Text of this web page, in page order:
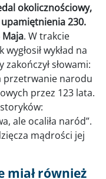
okolicznościowy,
230.
. W trakcie
wykład na
słowami:
przetrwanie narodu
przez 123 lata.
ale ocaliła naród”.
mądrości jej
miał również